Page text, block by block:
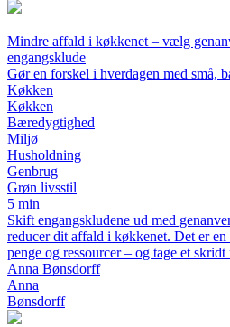
Mindre affald i køkkenet – vælg
engangsklude
Gør en forskel i hverdagen med små,
Køkken
Køkken
Bæredygtighed
Miljø
Husholdning
Genbrug
Grøn livsstil
5 min
Skift engangskludene ud med
reducer dit affald i køkkenet. Det er en
penge og ressourcer – og tage et
Anna Bønsdorff
Anna
Bønsdorff